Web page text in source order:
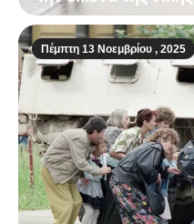
Πέμπτη 13 Νοεμβρίου , 2025